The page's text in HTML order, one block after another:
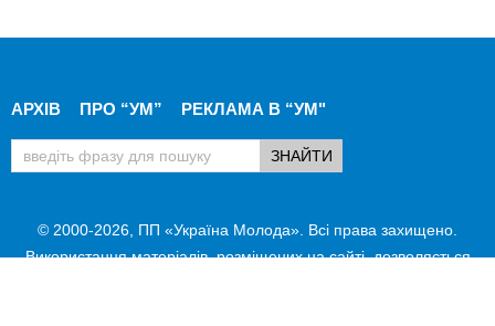
АРХІВ ПРО “УМ” РЕКЛАМА В “УМ"
© 2000-2026, ПП «Україна Молода». Всі права захищено.
Використання матеріалів, розміщених на сайті, дозволяється